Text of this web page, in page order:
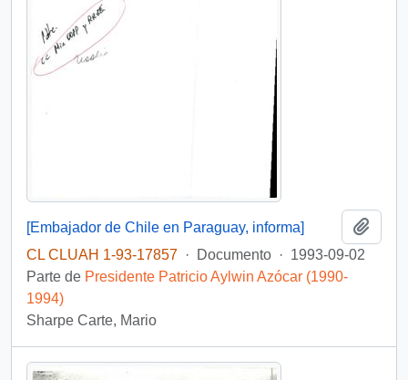
[Embajador de Chile en Paraguay, informa]
CL CLUAH 1-93-17857 · Documento · 1993-09-02
Parte de Presidente Patricio Aylwin Azócar (1990-
1994)
Sharpe Carte, Mario